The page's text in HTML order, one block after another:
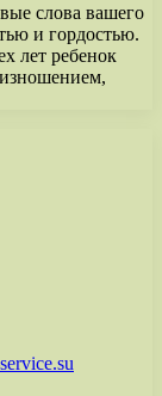
слова вашего
и гордостью.
лет ребенок